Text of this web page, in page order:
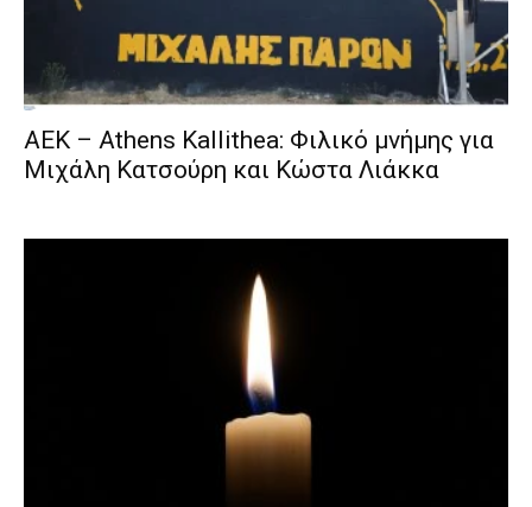
ΑΕΚ – Athens Kallithea: Φιλικό μνήμης για
Μιχάλη Κατσούρη και Κώστα Λιάκκα